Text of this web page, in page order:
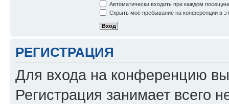
Автоматически входить при каждом
Скрыть моё пребывание на конференции в
РЕГИСТРАЦИЯ
Для входа на конференцию
Регистрация занимает всего